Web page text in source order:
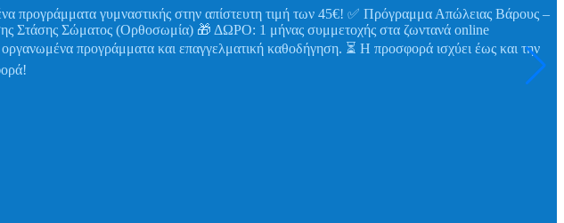
γυμναστικής στην απίστευτη τιμή των 45€! ✅ Πρόγραμμα Απώλειας Βάρους –
Στάσης Σώματος (Ορθοσωμία) 🎁 ΔΩΡΟ: 1 μήνας συμμετοχής στα ζωντανά online
προγράμματα και επαγγελματική καθοδήγηση. ⏳ Η προσφορά ισχύει έως και την